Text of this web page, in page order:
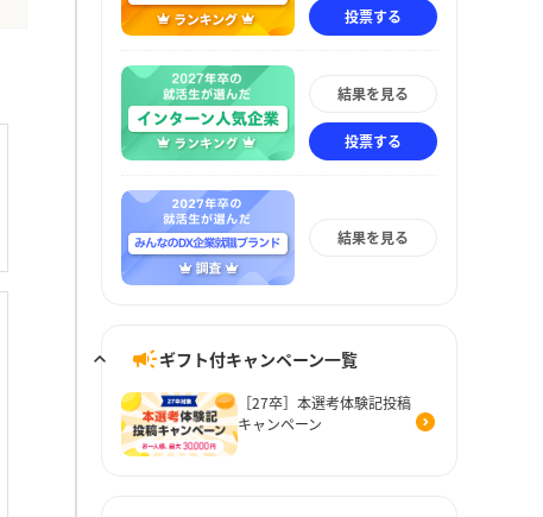
投票する
結果を見る
投票する
結果を見る
ギフト付キャンペーン一覧
［27卒］本選考体験記投稿
キャンペーン